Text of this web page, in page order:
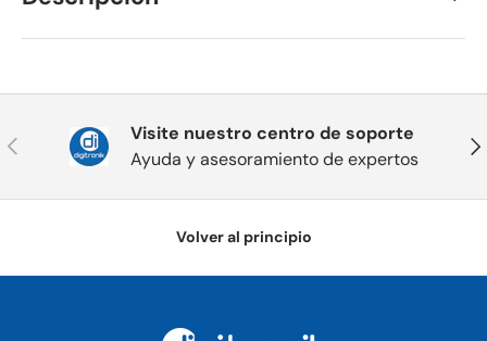
Anterior
Visite nuestro centro de soporte
Ayuda y asesoramiento de expertos
Volver al principio